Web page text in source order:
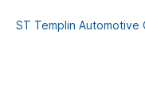
ST Templin Automotive